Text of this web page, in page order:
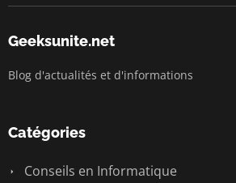
Geeksunite.net
Blog d'actualités et d'informations
Catégories
Conseils en Informatique